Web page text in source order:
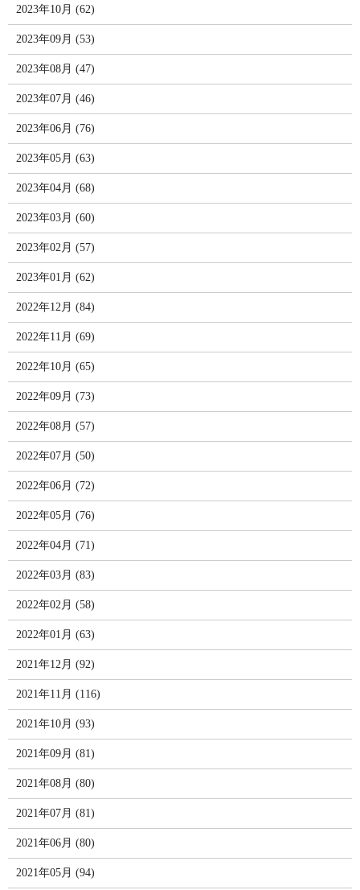
2023年10月 (62)
2023年09月 (53)
2023年08月 (47)
2023年07月 (46)
2023年06月 (76)
2023年05月 (63)
2023年04月 (68)
2023年03月 (60)
2023年02月 (57)
2023年01月 (62)
2022年12月 (84)
2022年11月 (69)
2022年10月 (65)
2022年09月 (73)
2022年08月 (57)
2022年07月 (50)
2022年06月 (72)
2022年05月 (76)
2022年04月 (71)
2022年03月 (83)
2022年02月 (58)
2022年01月 (63)
2021年12月 (92)
2021年11月 (116)
2021年10月 (93)
2021年09月 (81)
2021年08月 (80)
2021年07月 (81)
2021年06月 (80)
2021年05月 (94)